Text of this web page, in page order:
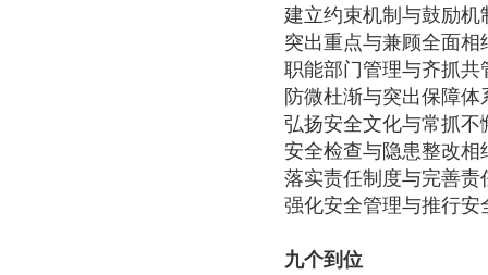
建立约束机制与鼓励机
突出重点与兼顾全面相
职能部门管理与齐抓共
防微杜渐与突出保障体
弘扬安全文化与常抓不
安全检查与隐患整改相
落实责任制度与完善责
强化安全管理与推行
九个到位